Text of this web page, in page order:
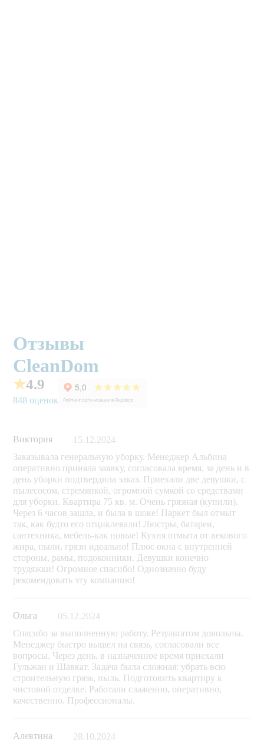
Отзывы
CleanDom
★4.9
848 оценок
Виктория
15.12.2024
Заказывала генеральную уборку. Менеджер Альбина
оперативно приняла заявку, согласовала время, за день и в
день уборки подтвердила заказ. Приехали две девушки, с
пылесосом, стремянкой, огромной сумкой со средствами
для уборки. Квартира 75 кв. м. Очень грязная (купили).
Через 6 часов зашла, и была в шоке! Паркет был отмыт
так, как будто его отциклевали! Люстры, батареи,
сантехника, мебель-как новые! Кухня отмыта от векового
жира, пыли, грязи идеально! Плюс окна с внутренней
стороны, рамы, подоконники. Девушки конечно
трудяжки! Огромное спасибо! Однозначно буду
рекомендовать эту компанию!
Ольга
05.12.2024
Спасибо за выполненную работу. Результатом довольны.
Менеджер быстро вышел на связь, согласовали все
вопросы. Через день, в назначенное время приехали
Гульжан и Шавкат. Задача была сложная: убрать всю
строительную грязь, пыль. Подготовить квартиру к
чистовой отделке. Работали слаженно, оперативно,
качественно. Профессионалы.
Алевтина
28.10.2024